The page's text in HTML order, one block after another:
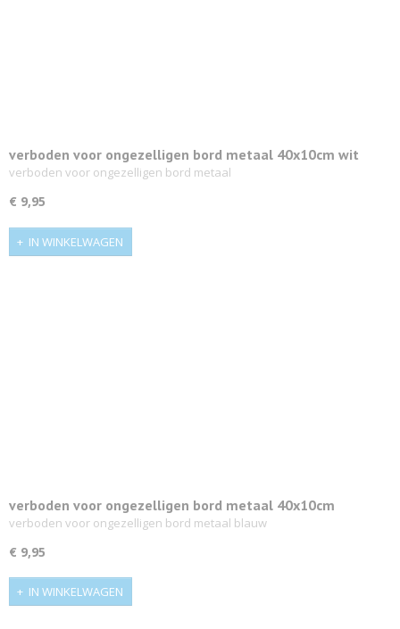
verboden voor ongezelligen bord metaal 40x10cm wit
verboden voor ongezelligen bord metaal
€ 9,95
IN WINKELWAGEN
verboden voor ongezelligen bord metaal 40x10cm
verboden voor ongezelligen bord metaal blauw
€ 9,95
IN WINKELWAGEN